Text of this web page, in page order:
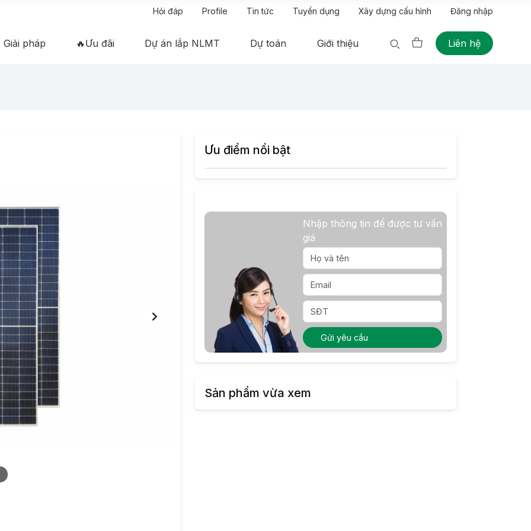
Hỏi đáp Profile Tin tức Tuyển dụng Xây dựng cấu hình Đăng nhập
Giải pháp 🔥Ưu đãi Dự án lắp NLMT Dự toán Giới thiệu Liên hệ
Ưu điểm nổi bật
Nhập thông tin để được tư vấn
giá
Gửi yêu cầu
Sản phẩm vừa xem